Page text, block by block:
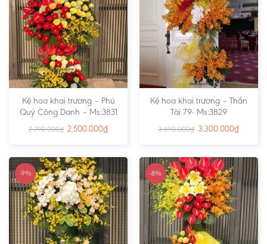
Kệ hoa khai trương – Phú
Quý Công Danh – Ms:3831
2.790.000₫ 2.500.000₫
Kệ hoa khai trương – Thần
Tài 79- Ms:3829
3.590.000₫ 3.300.000₫
-9% -8%